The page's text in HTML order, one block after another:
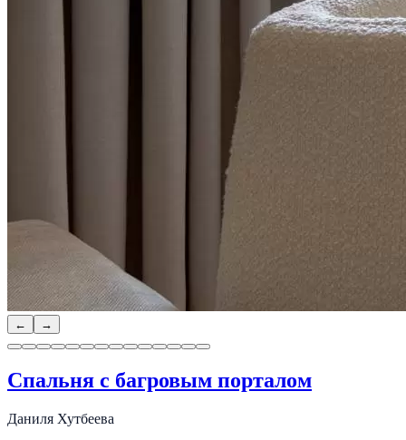
← →
Спальня с багровым порталом
Даниля Хутбеева